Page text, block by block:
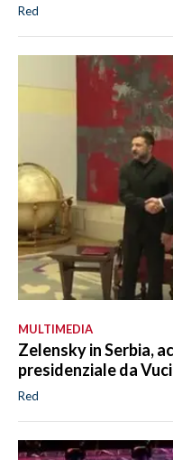
Red
MULTIMEDIA
Zelensky in Serbia,
presidenziale da
Red